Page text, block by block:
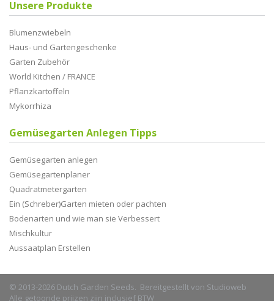
Unsere Produkte
Blumenzwiebeln
Haus- und Gartengeschenke
Garten Zubehör
World Kitchen / FRANCE
Pflanzkartoffeln
Mykorrhiza
Gemüsegarten Anlegen Tipps
Gemüsegarten anlegen
Gemüsegartenplaner
Quadratmetergarten
Ein (Schreber)Garten mieten oder pachten
Bodenarten und wie man sie Verbessert
Mischkultur
Aussaatplan Erstellen
© 2013-2026 Dutch Garden Seeds. Bereitgestellt von Studioweb
Alle getoonde prijzen zijn inclusief BTW